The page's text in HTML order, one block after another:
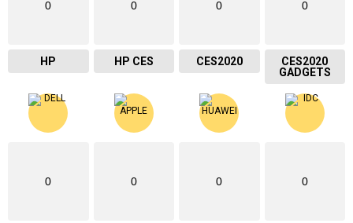
0
HP
0
HP CES
0
CES2020
0
CES2020
GADGETS
0 0 0 0